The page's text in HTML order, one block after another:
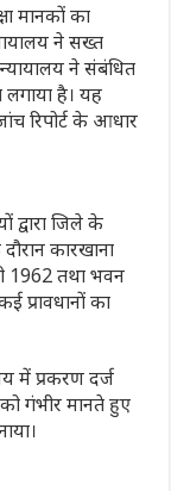
मानकों का
ने सख्त
न्यायालय ने संबंधित
लगाया है। यह
रिपोर्ट के आधार
द्वारा जिले के
कारखाना
1962 तथा भवन
प्रावधानों का
में प्रकरण दर्ज
गंभीर मानते हुए